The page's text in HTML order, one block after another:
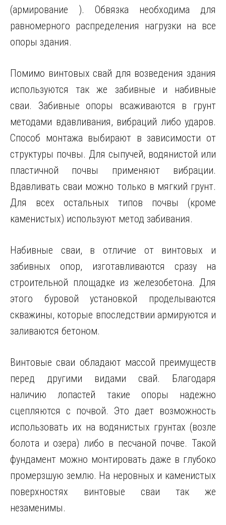
(армирование ). Обвязка необходима для
равномерного распределения нагрузки на все
опоры здания.
Помимо винтовых свай для возведения здания
используются так же забивные и набивные
сваи. Забивные опоры всаживаются в грунт
методами вдавливания, вибраций либо ударов.
Способ монтажа выбирают в зависимости от
структуры почвы. Для сыпучей, водянистой или
пластичной почвы применяют вибрации.
Вдавливать сваи можно только в мягкий грунт.
Для всех остальных типов почвы (кроме
каменистых) используют метод забивания.
Набивные сваи, в отличие от винтовых и
забивных опор, изготавливаются сразу на
строительной площадке из железобетона. Для
этого буровой установкой проделываются
скважины, которые впоследствии армируются и
заливаются бетоном.
Винтовые сваи обладают массой преимуществ
перед другими видами свай. Благодаря
наличию лопастей такие опоры надежно
сцепляются с почвой. Это дает возможность
использовать их на водянистых грунтах (возле
болота и озера) либо в песчаной почве. Такой
фундамент можно монтировать даже в глубоко
промерзшую землю. На неровных и каменистых
поверхностях винтовые сваи так же
незаменимы.